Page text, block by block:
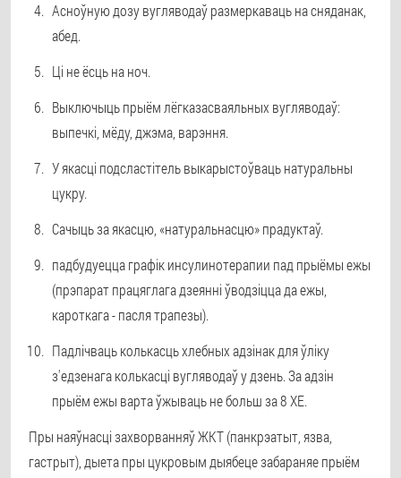
Асноўную дозу вугляводаў размеркаваць на сняданак,
абед.
Ці не ёсць на ноч.
Выключыць прыём лёгказасваяльных вугляводаў:
выпечкі, мёду, джэма, варэння.
У якасці подсластітель выкарыстоўваць натуральны
цукру.
Сачыць за якасцю, «натуральнасцю» прадуктаў.
падбудуецца графік инсулинотерапии пад прыёмы ежы
(прэпарат працяглага дзеянні ўводзіцца да ежы,
кароткага - пасля трапезы).
Падлічваць колькасць хлебных адзінак для ўліку
з'едзенага колькасці вугляводаў у дзень. За адзін
прыём ежы варта ўжываць не больш за 8 ХЕ.
Пры наяўнасці захворванняў ЖКТ (панкрэатыт, язва,
гастрыт), дыета пры цукровым дыябеце забараняе прыём